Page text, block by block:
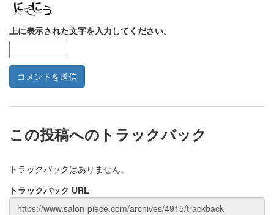
上に表示された文字を入力してください。
この投稿へのトラックバック
トラックバックはありません。
トラックバック URL